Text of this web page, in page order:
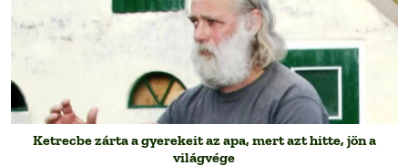
Ketrecbe zárta a gyerekeit az apa, mert azt hitte, jön a
világvége